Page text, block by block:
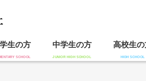
生の方 中学生の方 高校生の